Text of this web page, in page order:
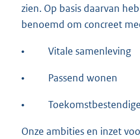
zien. Op basis daarvan
benoemd om concreet
• Vitale samenleving
• Passend wonen
•
Onze ambities en inzet